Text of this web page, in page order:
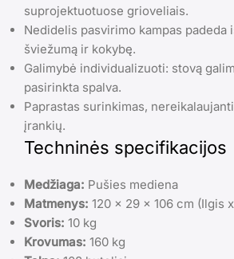
suprojektuotuose grioveliais.
Nedidelis pasvirimo kampas padeda
šviežumą ir kokybę.
Galimybė individualizuoti: stovą
pasirinkta spalva.
Paprastas surinkimas,
įrankių.
Techninės specifikacijos
Medžiaga: Pušies mediena
Matmenys: 120 x 29 x 106 cm (Ilgis
Svoris: 10 kg
Krovumas: 160 kg